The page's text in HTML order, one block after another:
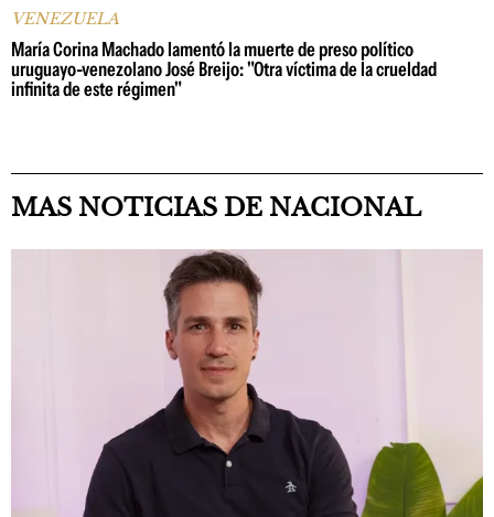
VENEZUELA
María Corina Machado lamentó la muerte de preso político
uruguayo-venezolano José Breijo: "Otra víctima de la crueldad
infinita de este régimen"
MAS NOTICIAS DE NACIONAL